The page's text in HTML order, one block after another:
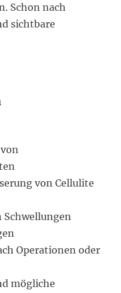
Schon nach
sichtbare
von Cellulite
Operationen oder
mögliche